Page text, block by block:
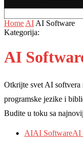
Home AI AI Software
Kategorija:
AI
Otkrijte svet AI softvera
programske jezike i
Budite u toku sa
AIAI SoftwareAI